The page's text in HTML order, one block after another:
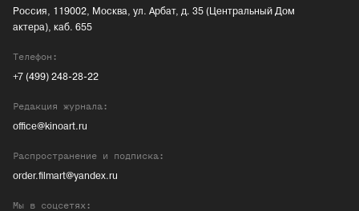
Россия, 119002, Москва, ул. Арбат, д. 35 (Центральный Дом
актера), каб. 655
Телефон:
+7 (499) 248-28-22
Редакция журнала:
office@kinoart.ru
Распространение и подписка:
order.filmart@yandex.ru
Мы в соцсетях: